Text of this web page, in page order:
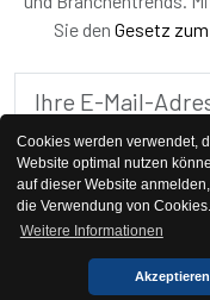
Cookies werden verwendet,
Website optimal nutzen
auf dieser Website
die Verwendung von Cookies.
Weitere Informationen
Akzeptieren
Sie den Gesetz
home
Startseite